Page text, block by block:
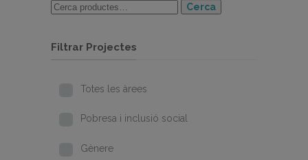
Cerca
Filtrar Projectes
Totes les àrees
Pobresa i inclusió social
Gènere